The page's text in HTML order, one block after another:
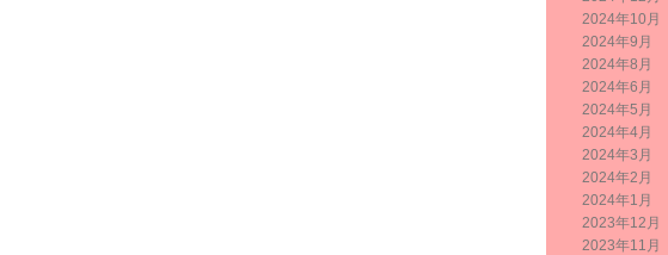
2024年10月
2024年9月
2024年8月
2024年6月
2024年5月
2024年4月
2024年3月
2024年2月
2024年1月
2023年12月
2023年11月